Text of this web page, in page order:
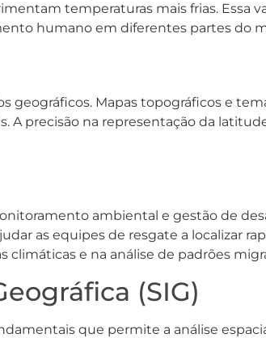
temperaturas mais frias. Essa
humano em diferentes partes do
geográficos. Mapas topográficos e
A precisão na representação da
ambiental e gestão de
as equipes de resgate a localizar
e na análise de padrões
(SIG)
que permite a análise